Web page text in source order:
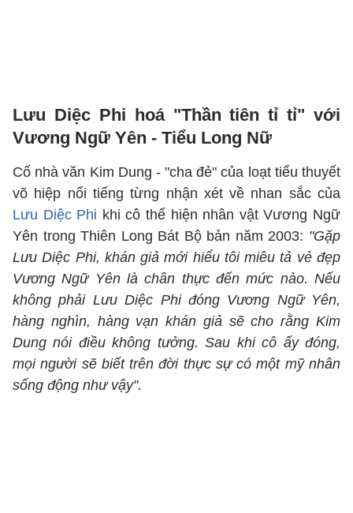
Lưu Diệc Phi hoá "Thần tiên tỉ tỉ" với
Vương Ngữ Yên - Tiểu Long Nữ
Cố nhà văn Kim Dung - "cha đẻ" của loạt tiểu thuyết
võ hiệp nổi tiếng từng nhận xét về nhan sắc của
Lưu Diệc Phi khi cô thể hiện nhân vật Vương Ngữ
Yên trong Thiên Long Bát Bộ bản năm 2003: "Gặp
Lưu Diệc Phi, khán giả mới hiểu tôi miêu tả vẻ đẹp
Vương Ngữ Yên là chân thực đến mức nào. Nếu
không phải Lưu Diệc Phi đóng Vương Ngữ Yên,
hàng nghìn, hàng vạn khán giả sẽ cho rằng Kim
Dung nói điều không tưởng. Sau khi cô ấy đóng,
mọi người sẽ biết trên đời thực sự có một mỹ nhân
sống động như vậy".